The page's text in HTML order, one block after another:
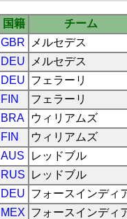
国籍
チーム
GBR
メルセデス
DEU
メルセデス
DEU フェラーリ
FIN
フェラーリ
BRA
ウィリアムズ
FIN
ウィリアムズ
AUS
レッドブル
RUS
レッドブル
DEU フォースインディ
MEX フォースインディ